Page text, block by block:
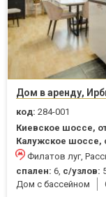
Дом в аренду,
код: 284-001
Киевское шоссе,
Калужское шоссе,
Филатов луг,
спален: 6, с/узлов:
Дом с бассейном